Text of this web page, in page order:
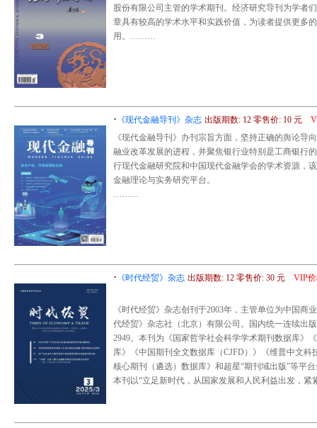
股份有限公司主管的学术期刊。经济研究导刊为学者
章具有较高的学术水平和实践价值，为读者提供更多
用。………
· 《现代金融导刊》杂志 出版期数: 12 零售价: 10 元
《现代金融导刊》办刊宗旨方面，坚持正确的舆论
融业改革发展的进程，并聚焦银行业特别是工商银行
行现代金融研究院和中国现代金融学会的学术资源，
金融理论与实务研究平台。
………
· 《时代经贸》杂志 出版期数: 12 零售价: 30 元 VIP
《时代经贸》杂志创刊于2003年，主管单位为中国
代经贸》杂志社（北京）有限公司。国内统一连续出
2949。本刊为《国家哲学社会科学学术期刊数据库》
库》《中国期刊全文数据库（CJFD）》《维普中文
核心期刊（遴选）数据库》和超星“期刊域出版”等平
本刊以“立足新时代，从国家发展和人民利益出发，